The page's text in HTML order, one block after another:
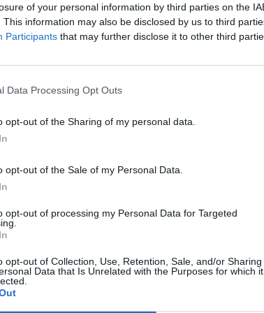
of your personal information by third parties on the
This information may also be disclosed by us to third
Participants that may further disclose it to other third
Data Processing Opt Outs
opt-out of the Sharing of my personal data.
opt-out of the Sale of my Personal Data.
opt-out of processing my Personal Data for Targeted
opt-out of Collection, Use, Retention, Sale, and/or Sharing
Data that Is Unrelated with the Purposes for which it
bianca" ma sarà stato
confermati il blocco degli
tra regioni (anche quelle gialle) e il
22 alle 5
zona biancaper le regioni più virtuose,